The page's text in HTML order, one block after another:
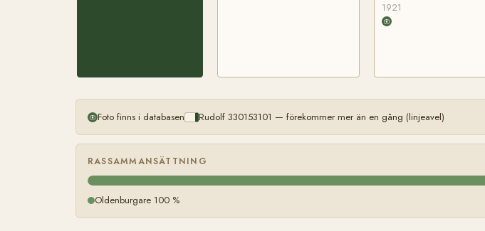
1921
Foto finns i databasen Rudolf 330153101 — förekommer mer än en gång (linjeavel)
RASSAMMANSÄTTNING
Oldenburgare 100 %